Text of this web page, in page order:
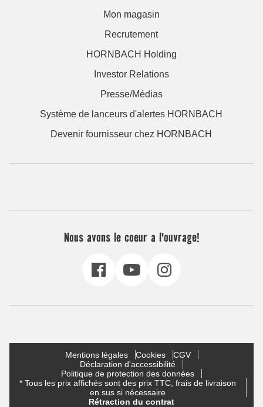
Mon magasin
Recrutement
HORNBACH Holding
Investor Relations
Presse/Médias
Système de lanceurs d'alertes HORNBACH
Devenir fournisseur chez HORNBACH
Nous avons le coeur a l'ouvrage!
Mentions légales Cookies
CGV
Déclaration d'accessibilité
Politique de protection des données
* Tous les prix affichés sont des prix TTC, frais de livraison
en sus si nécessaire
Rétraction du contrat